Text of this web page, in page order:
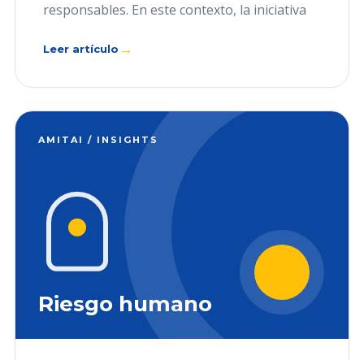
responsables. En este contexto, la iniciativa
Leer artículo →
AMITAI / INSIGHTS
Riesgo humano